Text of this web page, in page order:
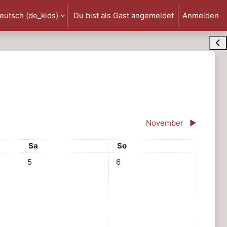
umschalten
‎(de_kids)‎ Du bist als Gast angemeldet Anmelden
November ▶︎
Samstag
Sa Sonntag
So
4. Oktober
Keine Termine, Samstag, 5. Oktober
5 Keine Termine, Sonntag, 6.
6